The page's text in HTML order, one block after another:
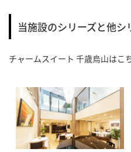
当施設のシリーズと他シ
チャームスイート 千歳烏山はこ